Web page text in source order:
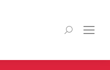
Recherche